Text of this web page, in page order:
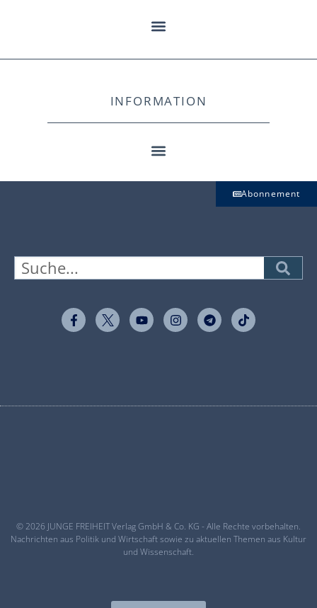
INFORMATION
Abonnement
© 2026 JUNGE FREIHEIT Verlag GmbH & Co. KG - Alle Rechte vorbehalten.
Nachrichten aus Politik und Wirtschaft sowie zu aktuellen Themen aus Kultur
und Wissenschaft.